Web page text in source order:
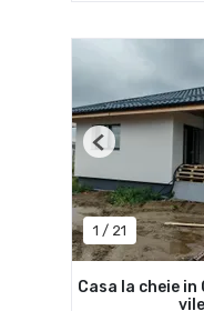
1 / 21
Previous
Casa la cheie in